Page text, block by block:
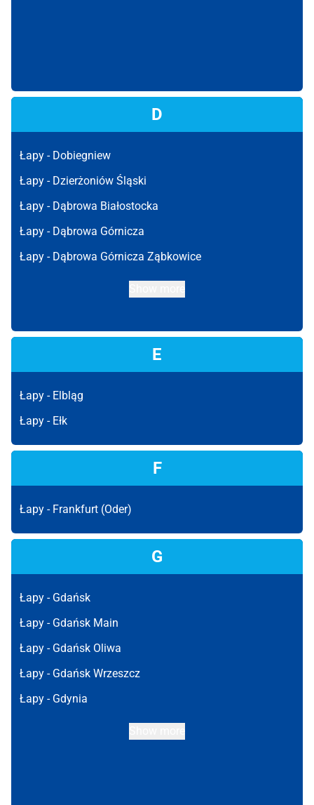
D
Łapy - Dobiegniew
Łapy - Dzierżoniów Śląski
Łapy - Dąbrowa Białostocka
Łapy - Dąbrowa Górnicza
Łapy - Dąbrowa Górnicza Ząbkowice
E
Łapy - Elbląg
Łapy - Ełk
F
Łapy - Frankfurt (Oder)
G
Łapy - Gdańsk
Łapy - Gdańsk Main
Łapy - Gdańsk Oliwa
Łapy - Gdańsk Wrzeszcz
Łapy - Gdynia